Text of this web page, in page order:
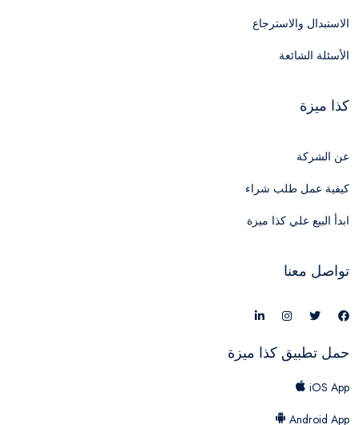
الاستبدال والاسترجاع
الأسئلة الشائعة
كذا ميزة
عن الشركة
كيفية عمل طلب شراء
ابدأ البيع علي كذا ميزة
تواصل معنا
حمل تطبيق كذا ميزة
iOS App
Android App